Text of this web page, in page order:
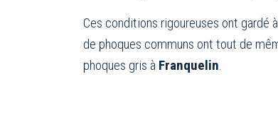
Ces conditions rigoureuses ont gardé
de phoques communs ont tout de
phoques gris à Franquelin.